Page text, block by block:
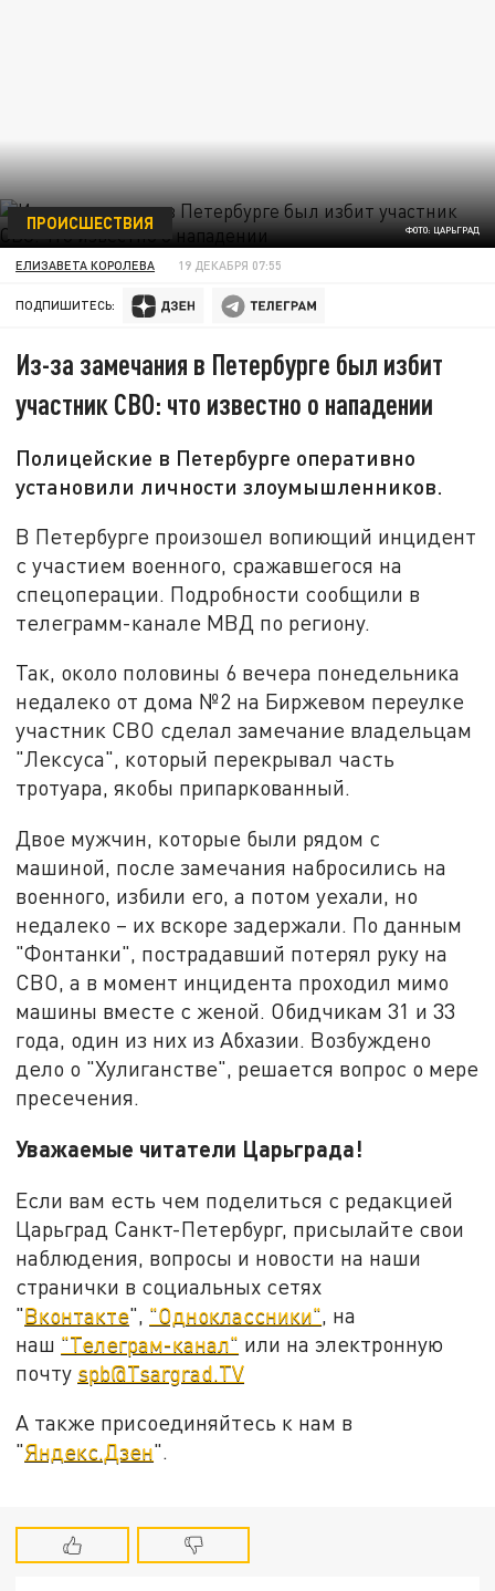
ФОТО: ЦАРЬГРАД
ПРОИСШЕСТВИЯ
ЕЛИЗАВЕТА КОРОЛЕВА 19 ДЕКАБРЯ 07:55
ПОДПИШИТЕСЬ:
Из-за замечания в Петербурге был избит
участник СВО: что известно о нападении
Полицейские в Петербурге оперативно
установили личности злоумышленников.
В Петербурге произошел вопиющий инцидент
с участием военного, сражавшегося на
спецоперации. Подробности сообщили в
телеграмм-канале МВД по региону.
Так, около половины 6 вечера понедельника
недалеко от дома №2 на Биржевом переулке
участник СВО сделал замечание владельцам
"Лексуса", который перекрывал часть
тротуара, якобы припаркованный.
Двое мужчин, которые были рядом с
машиной, после замечания набросились на
военного, избили его, а потом уехали, но
недалеко – их вскоре задержали. По данным
"Фонтанки", пострадавший потерял руку на
СВО, а в момент инцидента проходил мимо
машины вместе с женой. Обидчикам 31 и 33
года, один из них из Абхазии. Возбуждено
дело о "Хулиганстве", решается вопрос о мере
пресечения.
Уважаемые читатели Царьграда!
Если вам есть чем поделиться с редакцией
Царьград Санкт-Петербург, присылайте свои
наблюдения, вопросы и новости на наши
странички в социальных сетях
"Вконтакте", "Одноклассники" , на
наш "Телеграм-канал" или на электронную
почту spb@Tsargrad.TV
А также присоединяйтесь к нам в
"Яндекс.Дзен".